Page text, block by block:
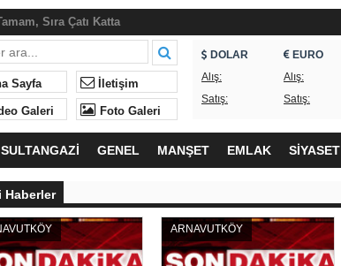
Sıra Çatı Katta
Piknik Şöleni
Sorunların Çözülmesini Bekliyor
ne yapıyordunuz?
İftar
ne geliyor?
Okullardaki Olaylarla İlgili Basın Açıklaması
Sayfa İletişim
Galeri Foto Galeri
DOLAR
Alış:
Satış:
EURO
Alış:
Satış:
SULTANGAZİ GENEL MANŞET EMLAK SİYASET
Haberler
ARNAVUTKÖY